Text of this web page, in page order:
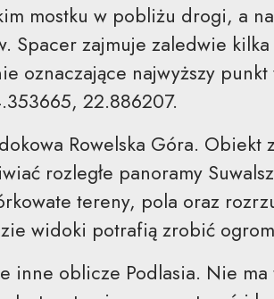
mostku w pobliżu drogi, a
Spacer zajmuje zaledwie
oznaczające najwyższy
22.886207.
Rowelska Góra. Obiekt
rozległe panoramy
tereny, pola oraz
widoki potrafią zrobić
inne oblicze Podlasia. Nie ma